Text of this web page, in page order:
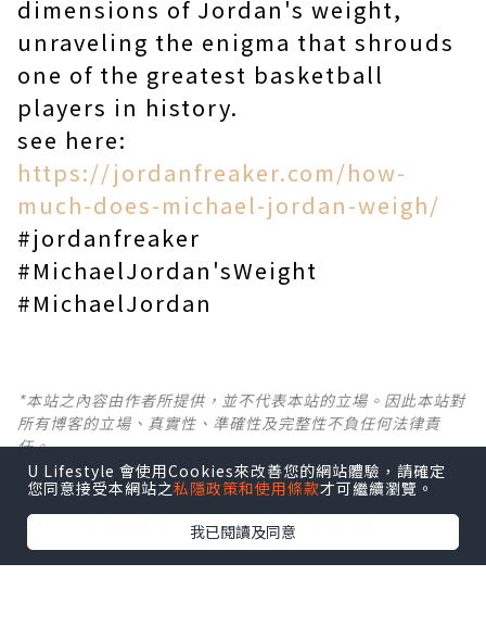
dimensions of Jordan's weight,
unraveling the enigma that shrouds
one of the greatest basketball
players in history.
see here:
https://jordanfreaker.com/how-
much-does-michael-jordan-weigh/
#jordanfreaker
#MichaelJordan'sWeight
#MichaelJordan
*本站之內容由作者所提供，並不代表本站的立場。因此本站對
所有博客的立場、真實性、準確性及完整性不負任何法律責
任。
【 U Creator 招募 】
出Post賺現金獎賞 l
登記《社群創作有價企劃》
【 睇Post + 參加品牌活動 】
U Lifestyle 會使用Cookies來改善您的網站體驗，請確定
您同意接受本網站之私隱政策和使用條款才可繼續瀏覽。
我已閱讀及同意